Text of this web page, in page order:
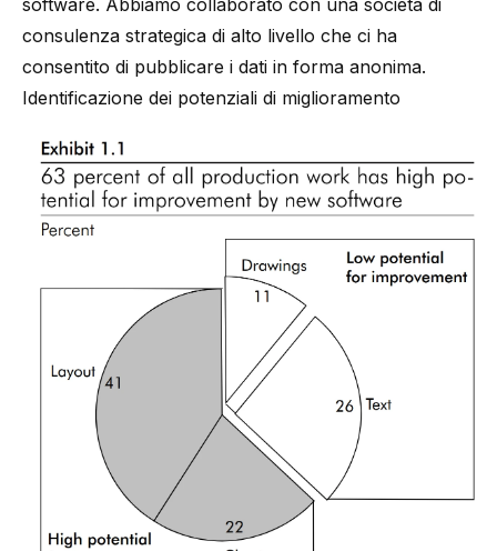
software. Abbiamo collaborato con una società di
consulenza strategica di alto livello che ci ha
consentito di pubblicare i dati in forma anonima.
Identificazione dei potenziali di miglioramento